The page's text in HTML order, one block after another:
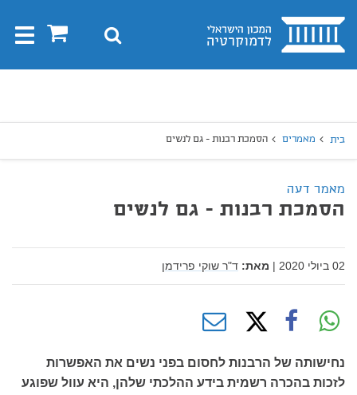
בית 0 חיפוש
בית מאמרים הסמכת רבנות - גם לנשים
מאמר דעה
הסמכת רבנות - גם לנשים
02 ביולי 2020 | מאת: ד"ר שוקי פרידמן
נחישותה של הרבנות לחסום בפני נשים את האפשרות
לזכות בהכרה רשמית בידע ההלכתי שלהן, היא עוול שפוגע